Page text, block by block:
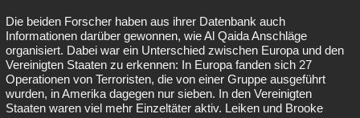
Die beiden Forscher haben aus ihrer Datenbank auch
Informationen darüber gewonnen, wie Al Qaida Anschläge
organisiert. Dabei war ein Unterschied zwischen Europa und den
Vereinigten Staaten zu erkennen: In Europa fanden sich 27
Operationen von Terroristen, die von einer Gruppe ausgeführt
wurden, in Amerika dagegen nur sieben. In den Vereinigten
Staaten waren viel mehr Einzeltäter aktiv. Leiken und Brooke